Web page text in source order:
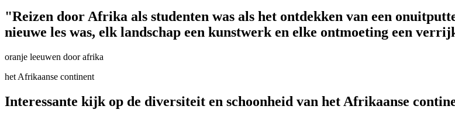
"Reizen door Afrika als studenten was als het ontdekken van een
nieuwe les was, elk landschap een kunstwerk en elke ontmoeting een
oranje leeuwen door afrika
het Afrikaanse continent
Interessante kijk op de diversiteit en schoonheid van het Afrikaanse